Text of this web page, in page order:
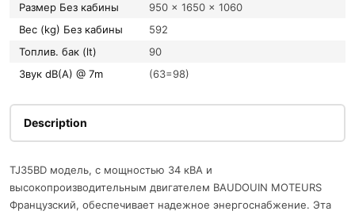
Размер Без кабины
950 x 1650 x 1060
Вес (kg) Без кабины
592
Топлив. бак (lt)
90
Звук dB(A) @ 7m
(63=98)
Description
TJ35BD модель, с мощностью 34 кВА и
высокопроизводительным двигателем BAUDOUIN MOTEURS
Французский, обеспечивает надежное энергоснабжение. Эта